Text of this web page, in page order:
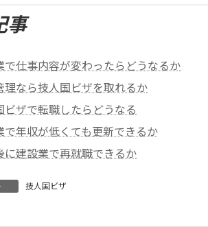
事
で仕事内容が変わったらどうなるか
理なら技人国ビザを取れるか
ビザで転職したらどうなる
で年収が低くても更新できるか
に建設業で再就職できるか
技人国ビザ